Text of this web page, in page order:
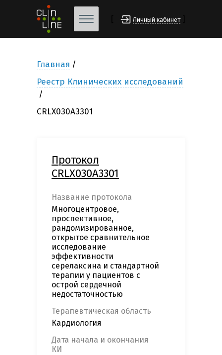
Личный кабинет
Главная
Реестр Клинических исследований
CRLX030A3301
Протокол
CRLX030A3301
Название протокола
Многоцентровое,
проспективное,
рандомизированное,
открытое сравнительное
исследование
эффективности
серелаксина и стандартной
терапии у пациентов с
острой сердечной
недостаточностью
Терапевтическая область
Кардиология
Дата начала и окончания
КИ